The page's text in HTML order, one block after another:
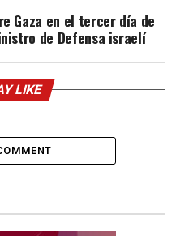
Gaza en el tercer día de
de Defensa israelí
LIKE